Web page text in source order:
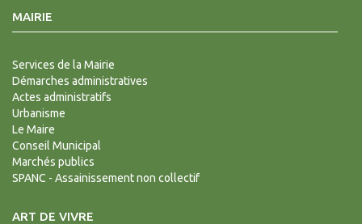
MAIRIE
Services de la Mairie
Démarches administratives
Actes administratifs
Urbanisme
Le Maire
Conseil Municipal
Marchés publics
SPANC - Assainissement non collectif
ART DE VIVRE